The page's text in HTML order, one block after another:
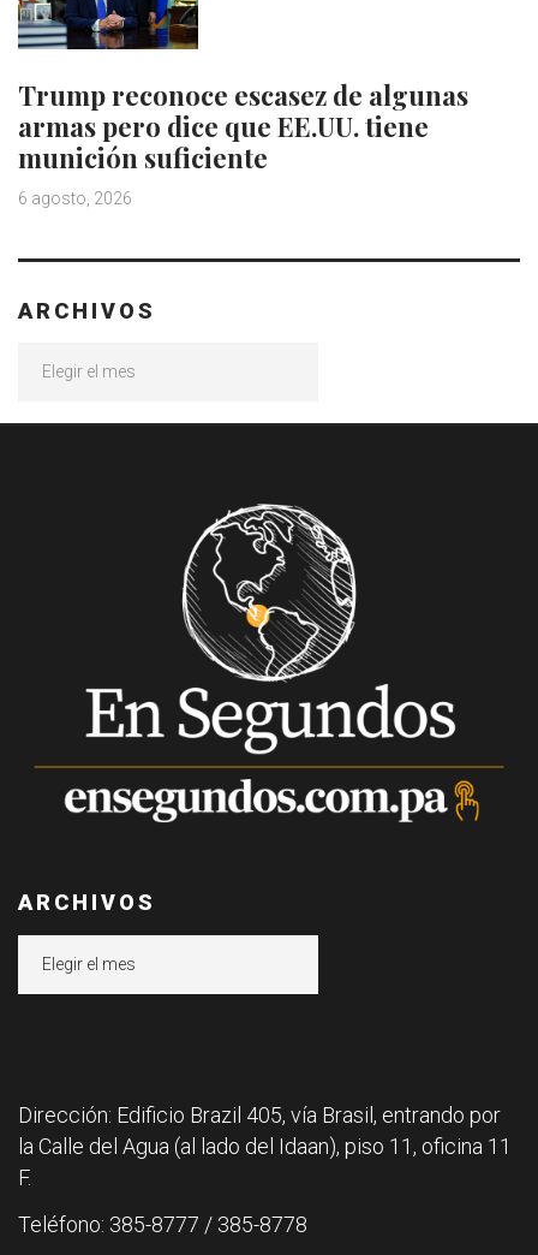
Trump reconoce escasez de algunas
armas pero dice que EE.UU. tiene
munición suficiente
6 agosto, 2026
ARCHIVOS
ARCHIVOS
Dirección: Edificio Brazil 405, vía Brasil, entrando por
la Calle del Agua (al lado del Idaan), piso 11, oficina 11
F.
Teléfono: 385-8777 / 385-8778